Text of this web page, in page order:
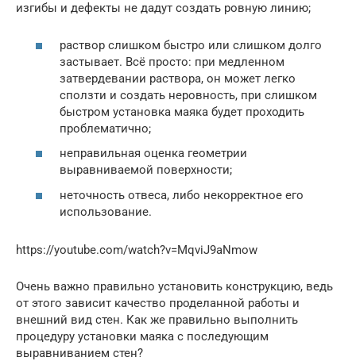
изгибы и дефекты не дадут создать ровную линию;
раствор слишком быстро или слишком долго
застывает. Всё просто: при медленном
затвердевании раствора, он может легко
сползти и создать неровность, при слишком
быстром установка маяка будет проходить
проблематично;
неправильная оценка геометрии
выравниваемой поверхности;
неточность отвеса, либо некорректное его
использование.
https://youtube.com/watch?v=MqviJ9aNmow
Очень важно правильно установить конструкцию, ведь
от этого зависит качество проделанной работы и
внешний вид стен. Как же правильно выполнить
процедуру установки маяка с последующим
выравниванием стен?